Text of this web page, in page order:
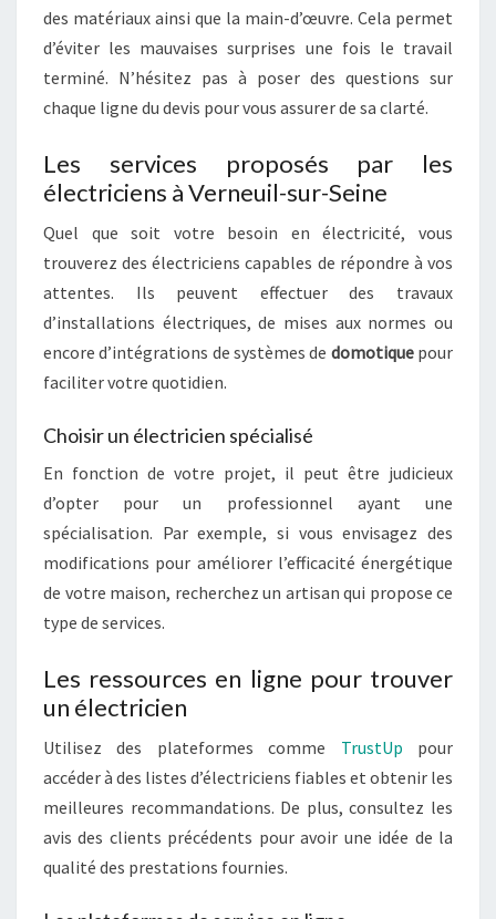
des matériaux ainsi que la main-d’œuvre. Cela permet
d’éviter les mauvaises surprises une fois le travail
terminé. N’hésitez pas à poser des questions sur
chaque ligne du devis pour vous assurer de sa clarté.
Les services proposés par les
électriciens à Verneuil-sur-Seine
Quel que soit votre besoin en électricité, vous
trouverez des électriciens capables de répondre à vos
attentes. Ils peuvent effectuer des travaux
d’installations électriques, de mises aux normes ou
encore d’intégrations de systèmes de domotiquepour
faciliter votre quotidien.
Choisir un électricien spécialisé
En fonction de votre projet, il peut être judicieux
d’opter pour un professionnel ayant une
spécialisation. Par exemple, si vous envisagez des
modifications pour améliorer l’efficacité énergétique
de votre maison, recherchez un artisan qui propose ce
type de services.
Les ressources en ligne pour trouver
un électricien
Utilisez des plateformes comme TrustUp pour
accéder à des listes d’électriciens fiables et obtenir les
meilleures recommandations. De plus, consultez les
avis des clients précédents pour avoir une idée de la
qualité des prestations fournies.